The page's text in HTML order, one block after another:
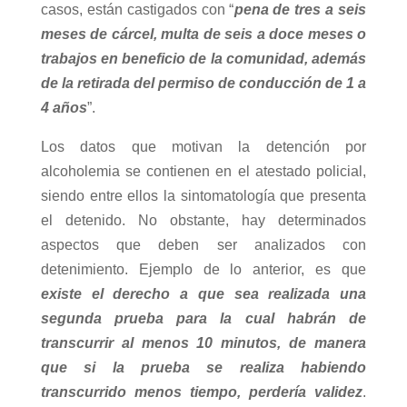
casos, están castigados con “pena de tres a seis
meses de cárcel, multa de seis a doce meses o
trabajos en beneficio de la comunidad, además
de la retirada del permiso de conducción de 1 a
4 años”.
Los datos que motivan la detención por
alcoholemia se contienen en el atestado policial,
siendo entre ellos la sintomatología que presenta
el detenido. No obstante, hay determinados
aspectos que deben ser analizados con
detenimiento. Ejemplo de lo anterior, es que
existe el derecho a que sea realizada una
segunda prueba para la cual habrán de
transcurrir al menos 10 minutos, de manera
que si la prueba se realiza habiendo
transcurrido menos tiempo, perdería validez.